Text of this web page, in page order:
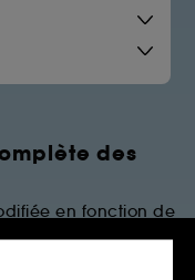
des
en fonction de